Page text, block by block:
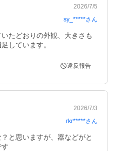
2026/7/5
sy_*****さん
たどおりの外観、大きさも
しています。
違反報告
2026/7/3
rkr*****さん
と思いますが、器などがと